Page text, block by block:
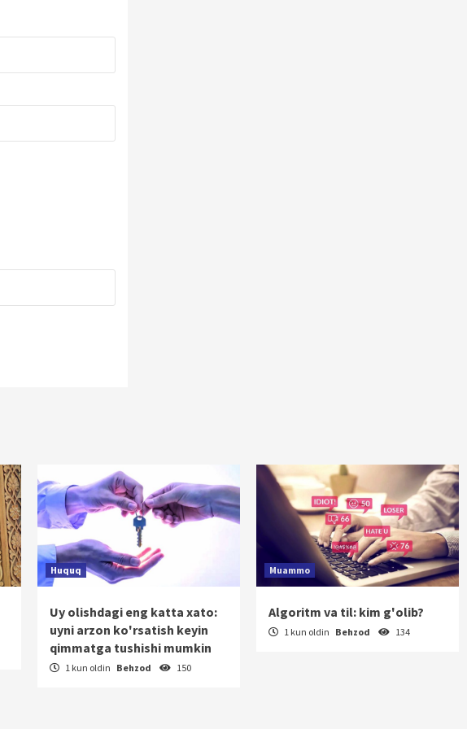
Huquq
Uy olishdagi eng katta xato:
uyni arzon ko'rsatish keyin
qimmatga tushishi mumkin
1 kun oldin Behzod 150
Muammo
Algoritm va til: kim g'olib?
1 kun oldin Behzod 134